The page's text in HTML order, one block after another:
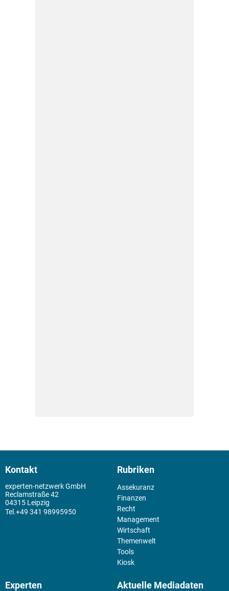
Kontakt
experten-netzwerk GmbH
Reclamstraße 42
04315 Leipzig
+49 341 98995950
Rubriken
Assekuranz
Finanzen
Recht
Management
Wirtschaft
Themenwelt
Tools
Kiosk
Experten Aktuelle Mediadaten